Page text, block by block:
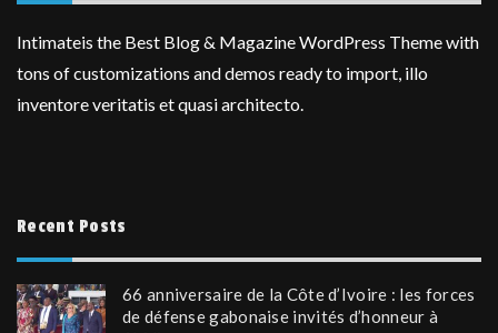
Intimateis the Best Blog & Magazine WordPress Theme with
tons of customizations and demos ready to import, illo
inventore veritatis et quasi architecto.
Recent Posts
66 anniversaire de la Côte d’Ivoire : les forces
de défense gabonaise invités d’honneur à